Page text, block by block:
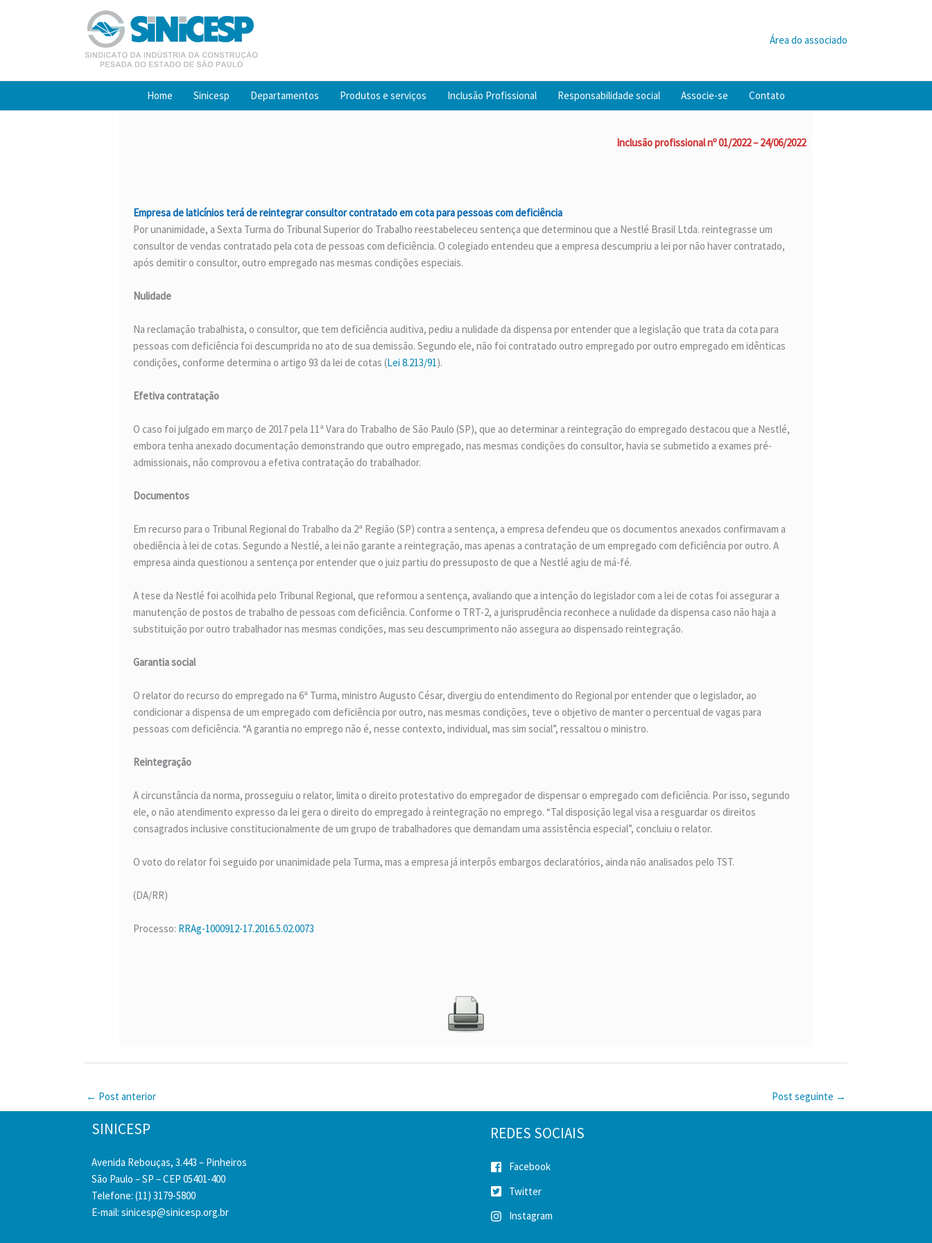
Área do associado
Home Sinicesp Departamentos Produtos e serviços Inclusão Profissional Responsabilidade social Associe-se Contato
Inclusão profissional nº 01/2022 – 24/06/2022
Empresa de laticínios terá de reintegrar consultor contratado em cota para pessoas com deficiência
Por unanimidade, a Sexta Turma do Tribunal Superior do Trabalho reestabeleceu sentença que determinou que a Nestlé Brasil Ltda. reintegrasse um
consultor de vendas contratado pela cota de pessoas com deficiência. O colegiado entendeu que a empresa descumpriu a lei por não haver contratado,
após demitir o consultor, outro empregado nas mesmas condições especiais.
Nulidade
Na reclamação trabalhista, o consultor, que tem deficiência auditiva, pediu a nulidade da dispensa por entender que a legislação que trata da cota para
pessoas com deficiência foi descumprida no ato de sua demissão. Segundo ele, não foi contratado outro empregado por outro empregado em idênticas
condições, conforme determina o artigo 93 da lei de cotas (Lei 8.213/91).
Efetiva contratação
O caso foi julgado em março de 2017 pela 11ª Vara do Trabalho de São Paulo (SP), que ao determinar a reintegração do empregado destacou que a Nestlé,
embora tenha anexado documentação demonstrando que outro empregado, nas mesmas condições do consultor, havia se submetido a exames pré-
admissionais, não comprovou a efetiva contratação do trabalhador.
Documentos
Em recurso para o Tribunal Regional do Trabalho da 2ª Região (SP) contra a sentença, a empresa defendeu que os documentos anexados confirmavam a
obediência à lei de cotas. Segundo a Nestlé, a lei não garante a reintegração, mas apenas a contratação de um empregado com deficiência por outro. A
empresa ainda questionou a sentença por entender que o juiz partiu do pressuposto de que a Nestlé agiu de má-fé.
A tese da Nestlé foi acolhida pelo Tribunal Regional, que reformou a sentença, avaliando que a intenção do legislador com a lei de cotas foi assegurar a
manutenção de postos de trabalho de pessoas com deficiência. Conforme o TRT-2, a jurisprudência reconhece a nulidade da dispensa caso não haja a
substituição por outro trabalhador nas mesmas condições, mas seu descumprimento não assegura ao dispensado reintegração.
Garantia social
O relator do recurso do empregado na 6ª Turma, ministro Augusto César, divergiu do entendimento do Regional por entender que o legislador, ao
condicionar a dispensa de um empregado com deficiência por outro, nas mesmas condições, teve o objetivo de manter o percentual de vagas para
pessoas com deficiência. “A garantia no emprego não é, nesse contexto, individual, mas sim social”, ressaltou o ministro.
Reintegração
A circunstância da norma, prosseguiu o relator, limita o direito protestativo do empregador de dispensar o empregado com deficiência. Por isso, segundo
ele, o não atendimento expresso da lei gera o direito do empregado à reintegração no emprego. “Tal disposição legal visa a resguardar os direitos
consagrados inclusive constitucionalmente de um grupo de trabalhadores que demandam uma assistência especial”, concluiu o relator.
O voto do relator foi seguido por unanimidade pela Turma, mas a empresa já interpôs embargos declaratórios, ainda não analisados pelo TST.
(DA/RR)
Processo: RRAg-1000912-17.2016.5.02.0073
← Post anterior Post seguinte →
SINICESP
Avenida Rebouças, 3.443 – Pinheiros
São Paulo – SP – CEP 05401-400
Telefone: (11) 3179-5800
E-mail: sinicesp@sinicesp.org.br
REDES SOCIAIS
Facebook
Twitter
Instagram